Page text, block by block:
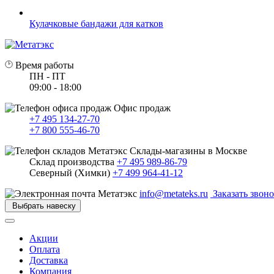
Кулачковые бандажи для катков
Время работы
ПН - ПТ
09:00 - 18:00
Офис продаж
+7 495 134-27-70
+7 800 555-46-70
Склады-магазины в Москве
Склад производства +7 495 989-86-79
Северный (Химки) +7 499 964-41-12
info@metateks.ru Заказать
Выбрать навеску
Акции
Оплата
Доставка
Компания